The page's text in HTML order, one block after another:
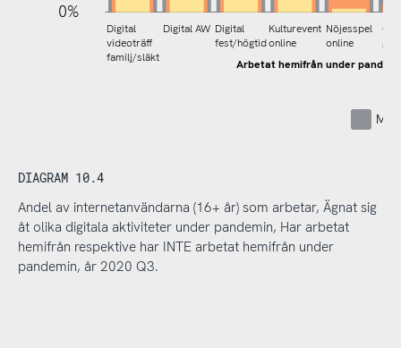
0%
Arbetat hemifrån under
Digital
videoträff
familj/släkt
Digital AW Digital
fest/högtid
Kulturevent
online
Nöjesspel
online
DIAGRAM 10.4
Andel av internetanvändarna (16+ år) som arbetar, Ägnat sig
åt olika digitala aktiviteter under pandemin, Har arbetat
hemifrån respektive har INTE arbetat hemifrån under
pandemin, år 2020 Q3.